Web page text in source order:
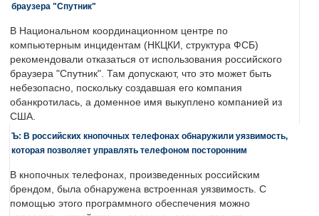
браузера "Спутник"
В Национальном координационном центре по
компьютерным инцидентам (НКЦКИ, структура ФСБ)
рекомендовали отказаться от использования российского
браузера "Спутник". Там допускают, что это может быть
небезопасно, поскольку создавшая его компания
обанкротилась, а доменное имя выкуплено компанией из
США.
Ъ: В российских кнопочных телефонах обнаружили уязвимость,
которая позволяет управлять телефоном посторонним
В кнопочных телефонах, произведенных российским
брендом, была обнаружена встроенная уязвимость. С
помощью этого программного обеспечения можно